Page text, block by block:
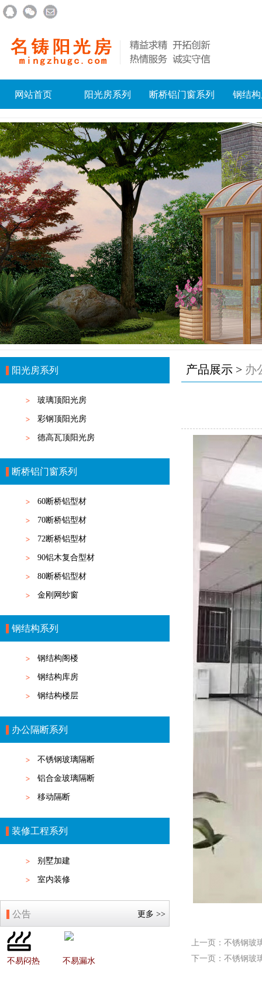
网站首页 阳光房系列 断桥铝门窗系列 钢结
联系我们
阳光房系列
玻璃顶阳光房
彩钢顶阳光房
德高瓦顶阳光房
断桥铝门窗系列
60断桥铝型材
70断桥铝型材
72断桥铝型材
90铝木复合型材
80断桥铝型材
金刚网纱窗
钢结构系列
钢结构阁楼
钢结构库房
钢结构楼层
办公隔断系列
不锈钢玻璃隔断
铝合金玻璃隔断
移动隔断
装修工程系列
别墅加建
室内装修
公告 更多 >>
不易闷热 不易漏水
产品展示 > 办
上一页： 不锈钢玻
下一页： 不锈钢玻